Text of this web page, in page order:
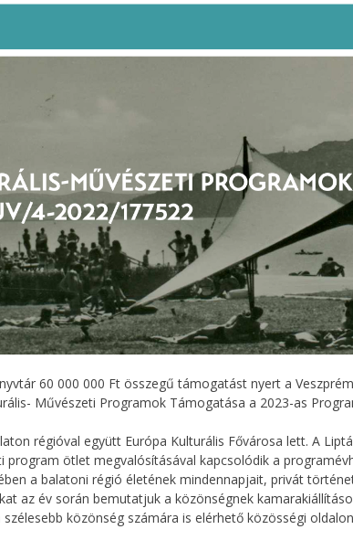
60 000 000 Ft összegű támogatást nyert a
Művészeti Programok Támogatása a 2023-as
régióval együtt Európa Kulturális Fővárosa lett. A
program ötlet megvalósításával kapcsolódik a
a balatoni régió életének mindennapjait, privát
az év során bemutatjuk a közönségnek
közönség számára is elérhető közösségi